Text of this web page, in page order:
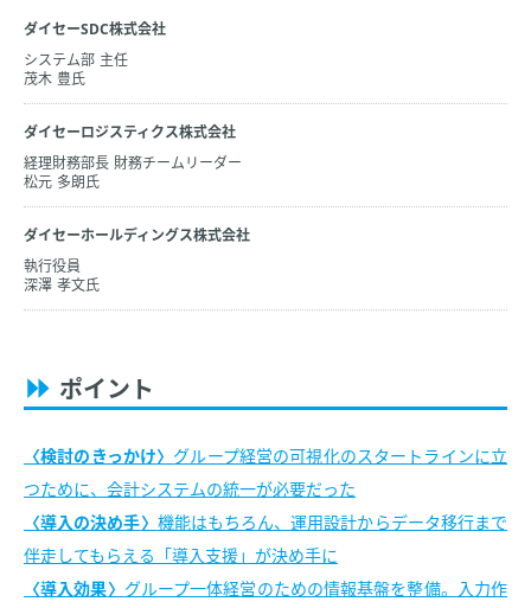
ダイセーSDC株式会社
システム部 主任
茂木 豊氏
ダイセーロジスティクス株式会社
経理財務部長 財務チームリーダー
松元 多朗氏
ダイセーホールディングス株式会社
執行役員
深澤 孝文氏
ポイント
検討のきっかけ
グループ経営の可視化のスタートラインに立
つために、会計システムの統一が必要だった
導入の決め手
機能はもちろん、運用設計からデータ移行まで
伴走してもらえる「導入支援」が決め手に
導入効果
グループ一体経営のための情報基盤を整備。入力作